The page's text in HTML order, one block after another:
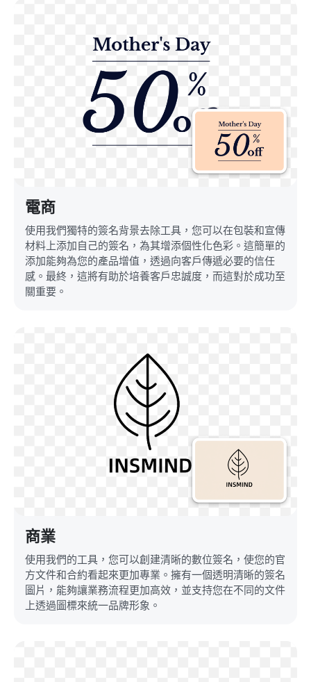
電商
使用我們獨特的簽名背景去除工具，您可以在包裝和宣傳
材料上添加自己的簽名，為其增添個性化色彩。這簡單的
添加能夠為您的產品增值，透過向客戶傳遞必要的信任
感。最終，這將有助於培養客戶忠誠度，而這對於成功至
關重要。
商業
使用我們的工具，您可以創建清晰的數位簽名，使您的官
方文件和合約看起來更加專業。擁有一個透明清晰的簽名
圖片，能夠讓業務流程更加高效，並支持您在不同的文件
上透過圖標來統一品牌形象。